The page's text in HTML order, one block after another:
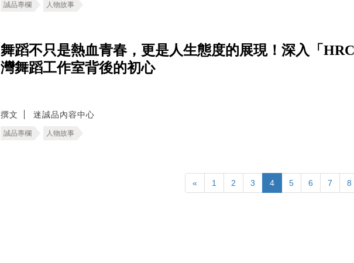
誠品專欄 人物故事
舞蹈不只是熱血青春，更是人生態度的展現！深入「
灣舞蹈工作室背後的初心
撰文 迷誠品內容中心
誠品專欄 人物故事
« 1 2 3 4 5 6 7 8